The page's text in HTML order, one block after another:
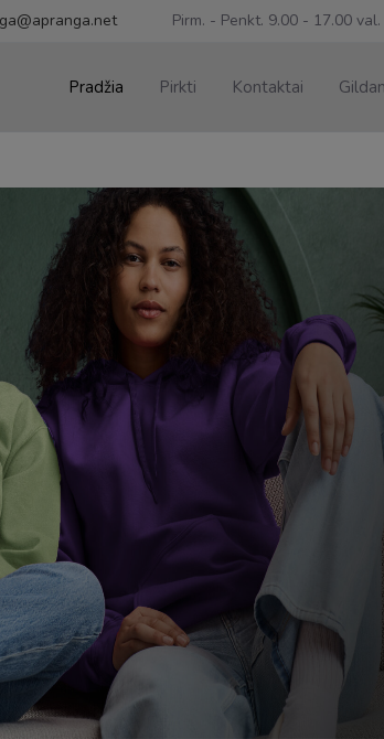
Pirm. - Penkt. 9.00 - 17.00 val.
Pradžia Pirkti Kontaktai Gildan